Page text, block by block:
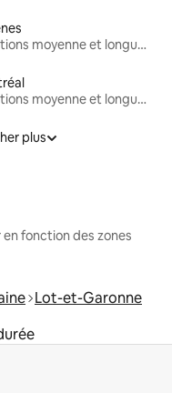
Locations moyenne et longue durée
Locations moyenne et longue durée
plus
fonction des zones
Lot-et-Garonne